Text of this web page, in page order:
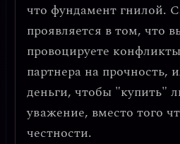
что фундамент гнилой.
проявляется в том, что
провоцируете
партнера на прочность,
деньги, чтобы "купить"
уважение, вместо того
честности.